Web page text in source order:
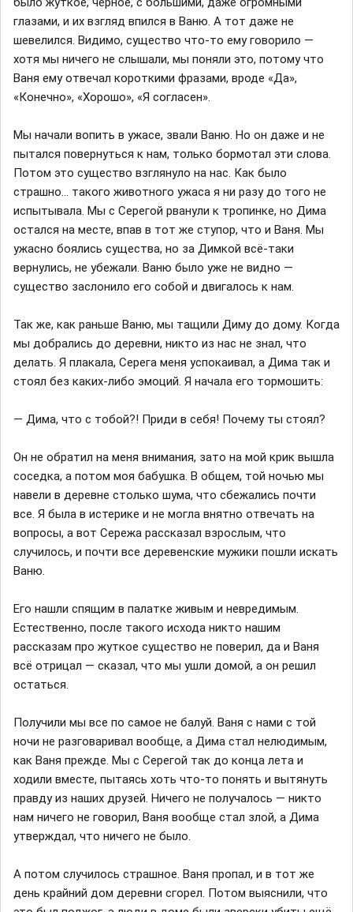
глазами, и их взгляд впился в Ваню. А тот даже не
шевелился. Видимо, существо что-то ему говорило —
хотя мы ничего не слышали, мы поняли это, потому что
Ваня ему отвечал короткими фразами, вроде «Да»,
«Конечно», «Хорошо», «Я согласен».
Мы начали вопить в ужасе, звали Ваню. Но он даже и не
пытался повернуться к нам, только бормотал эти слова.
Потом это существо взглянуло на нас. Как было
страшно... такого животного ужаса я ни разу до того не
испытывала. Мы с Серегой рванули к тропинке, но Дима
остался на месте, впав в тот же ступор, что и Ваня. Мы
ужасно боялись существа, но за Димкой всё-таки
вернулись, не убежали. Ваню было уже не видно —
существо заслонило его собой и двигалось к нам.
Так же, как раньше Ваню, мы тащили Диму до дому. Когда
мы добрались до деревни, никто из нас не знал, что
делать. Я плакала, Серега меня успокаивал, а Дима так и
стоял без каких-либо эмоций. Я начала его тормошить:
— Дима, что с тобой?! Приди в себя! Почему ты стоял?
Он не обратил на меня внимания, зато на мой крик вышла
соседка, а потом моя бабушка. В общем, той ночью мы
навели в деревне столько шума, что сбежались почти
все. Я была в истерике и не могла внятно отвечать на
вопросы, а вот Сережа рассказал взрослым, что
случилось, и почти все деревенские мужики пошли искать
Ваню.
Его нашли спящим в палатке живым и невредимым.
Естественно, после такого исхода никто нашим
рассказам про жуткое существо не поверил, да и Ваня
всё отрицал — сказал, что мы ушли домой, а он решил
остаться.
Получили мы все по самое не балуй. Ваня с нами с той
ночи не разговаривал вообще, а Дима стал нелюдимым,
как Ваня прежде. Мы с Серегой так до конца лета и
ходили вместе, пытаясь хоть что-то понять и вытянуть
правду из наших друзей. Ничего не получалось — никто
нам ничего не говорил, Ваня вообще стал злой, а Дима
утверждал, что ничего не было.
А потом случилось страшное. Ваня пропал, и в тот же
день крайний дом деревни сгорел. Потом выяснили, что